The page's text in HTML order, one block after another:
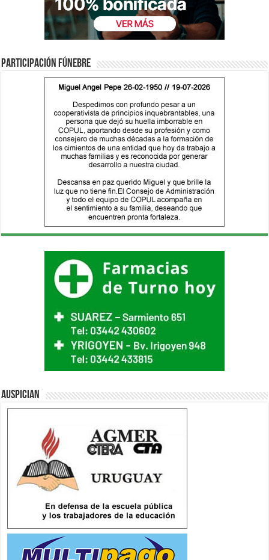
Participación fúnebre
Auspician